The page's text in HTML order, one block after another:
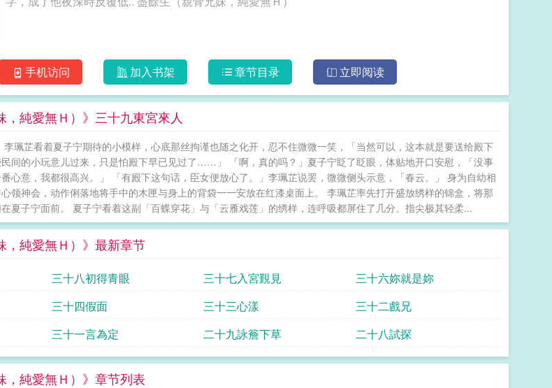
手机访问 加入书架 章节目录 立即阅读
，純愛無Ｈ）》三十九東宮來人
珮芷看着夏子宁期待的小模样，心底那丝拘谨也随之化开，忍不住微微一笑，「当然可以，这本就是要送给殿下
间的小玩意儿过来，只是怕殿下早已见过了……」 「啊，真的吗？」夏子宁眨了眨眼，体贴地开口安慰，「没事
心意，我都很高兴。」 「有殿下这句话，臣女便放心了。」李珮芷说罢，微微侧头示意，「春云。」 身为自幼相
领神会，动作俐落地将手中的木匣与身上的背袋一一安放在红漆桌面上。 李珮芷率先打开盛放绣样的锦盒，将那
夏子宁面前。 夏子宁看着这副「百蝶穿花」与「云雁戏莲」的绣样，连呼吸都屏住了几分。指尖极其轻柔...
，純愛無Ｈ）》最新章节
三十八初得青眼 三十七入宮覲見
三十六妳就是妳
三十四假面 三十三心漾
三十二戲兄
三十一言為定 二十九詠簷下草 二十八試探
，純愛無Ｈ）》章节列表